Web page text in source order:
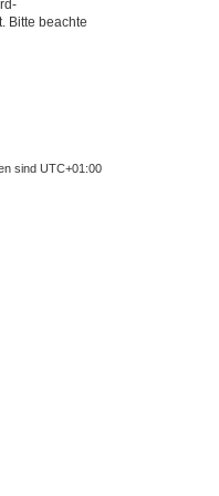
Bitte beachte
sind UTC+01:00